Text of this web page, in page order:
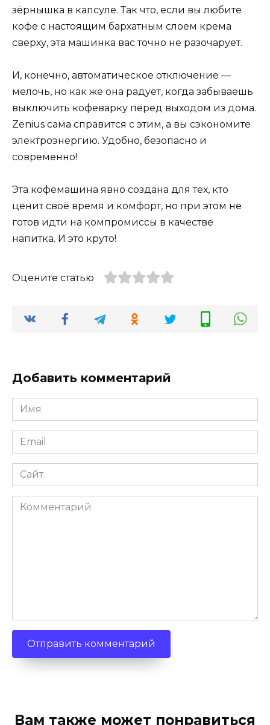
зёрнышка в капсуле. Так что, если вы любите
кофе с настоящим бархатным слоем крема
сверху, эта машинка вас точно не разочарует.
И, конечно, автоматическое отключение —
мелочь, но как же она радует, когда забываешь
выключить кофеварку перед выходом из дома.
Zenius сама справится с этим, а вы сэкономите
электроэнергию. Удобно, безопасно и
современно!
Эта кофемашина явно создана для тех, кто
ценит своё время и комфорт, но при этом не
готов идти на компромиссы в качестве
напитка. И это круто!
Оцените статью
Добавить комментарий
Имя
Email
Сайт
Комментарий
Вам также может понравиться